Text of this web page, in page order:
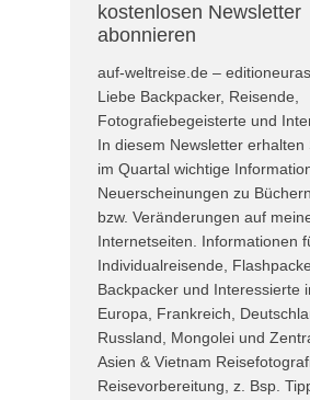
kostenlosen Newsletter
abonnieren
auf-weltreise.de –
Liebe Backpacker, Reisende,
Fotografiebegeisterte und
In diesem Newsletter erhalten
im Quartal wichtige
Neuerscheinungen zu
bzw. Veränderungen auf
Internetseiten. Informationen
Individualreisende,
Backpacker und Interessierte
Europa, Frankreich,
Russland, Mongolei und
Asien & Vietnam
Reisevorbereitung, z. Bsp.